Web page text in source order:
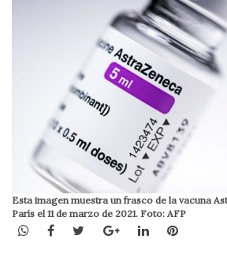
Esta imagen muestra un frasco de la vacuna
París el 11 de marzo de 2021. Foto: AFP
WhatsApp
Facebook
TwitterGoogle+LinkedInPinterest